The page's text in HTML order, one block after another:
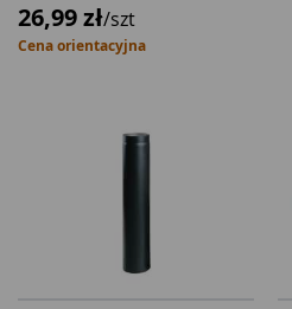
26,99 zł/szt
Cena orientacyjna